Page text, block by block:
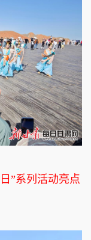
”系列活动亮点